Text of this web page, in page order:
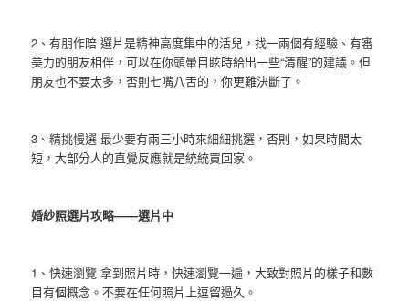
2、有朋作陪 選片是精神高度集中的活兒，找一兩個有經驗、有審
美力的朋友相伴，可以在你頭暈目眩時給出一些“清醒”的建議。但
朋友也不要太多，否則七嘴八舌的，你更難決斷了。
3、精挑慢選 最少要有兩三小時來細細挑選，否則，如果時間太
短，大部分人的直覺反應就是統統買回家。
婚紗照選片攻略——選片中
1、快速瀏覽 拿到照片時，快速瀏覽一遍，大致對照片的樣子和數
目有個概念。不要在任何照片上逗留過久。